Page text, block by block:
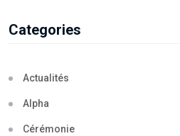
Categories
Actualités
Alpha
Cérémonie